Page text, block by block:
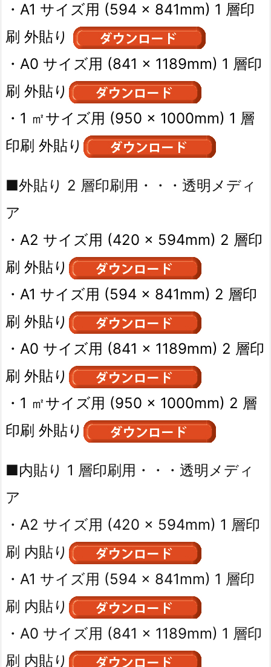
・A1 サイズ用 (594 × 841mm) 1 層印
刷 外貼り
・A0 サイズ用 (841 × 1189mm) 1 層印
刷 外貼り
・1 ㎡サイズ用 (950 × 1000mm) 1 層
印刷 外貼り
■外貼り 2 層印刷用・・・透明メディ
ア
・A2 サイズ用 (420 × 594mm) 2 層印
刷 外貼り
・A1 サイズ用 (594 × 841mm) 2 層印
刷 外貼り
・A0 サイズ用 (841 × 1189mm) 2 層印
刷 外貼り
・1 ㎡サイズ用 (950 × 1000mm) 2 層
印刷 外貼り
■内貼り 1 層印刷用・・・透明メディ
ア
・A2 サイズ用 (420 × 594mm) 1 層印
刷 内貼り
・A1 サイズ用 (594 × 841mm) 1 層印
刷 内貼り
・A0 サイズ用 (841 × 1189mm) 1 層印
刷 内貼り